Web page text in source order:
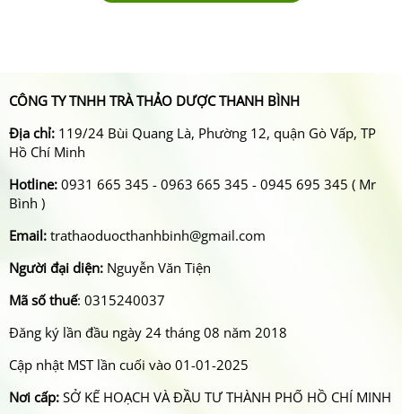
CÔNG TY TNHH TRÀ THẢO DƯỢC THANH BÌNH
Địa chỉ: 119/24 Bùi Quang Là, Phường 12, quận Gò Vấp, TP
Hồ Chí Minh
Hotline: 0931 665 345 - 0963 665 345 - 0945 695 345 ( Mr
Bình )
Email: trathaoduocthanhbinh@gmail.com
Người đại diện: Nguyễn Văn Tiện
Mã số thuế: 0315240037
Đăng ký lần đầu ngày 24 tháng 08 năm 2018
Cập nhật MST lần cuối vào 01-01-2025
Nơi cấp: SỞ KẾ HOẠCH VÀ ĐẦU TƯ THÀNH PHỐ HỒ CHÍ MINH